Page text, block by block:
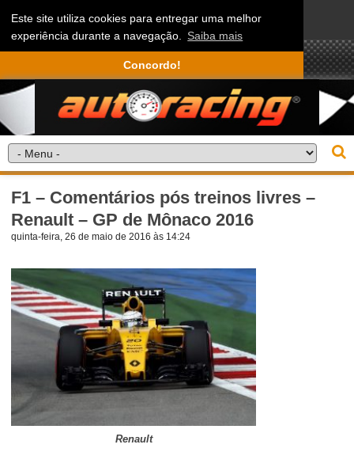
Este site utiliza cookies para entregar uma melhor
experiência durante a navegação. Saiba mais
Concordo!
F1 – Comentários pós treinos livres –
Renault – GP de Mônaco 2016
quinta-feira, 26 de maio de 2016 às 14:24
Renault